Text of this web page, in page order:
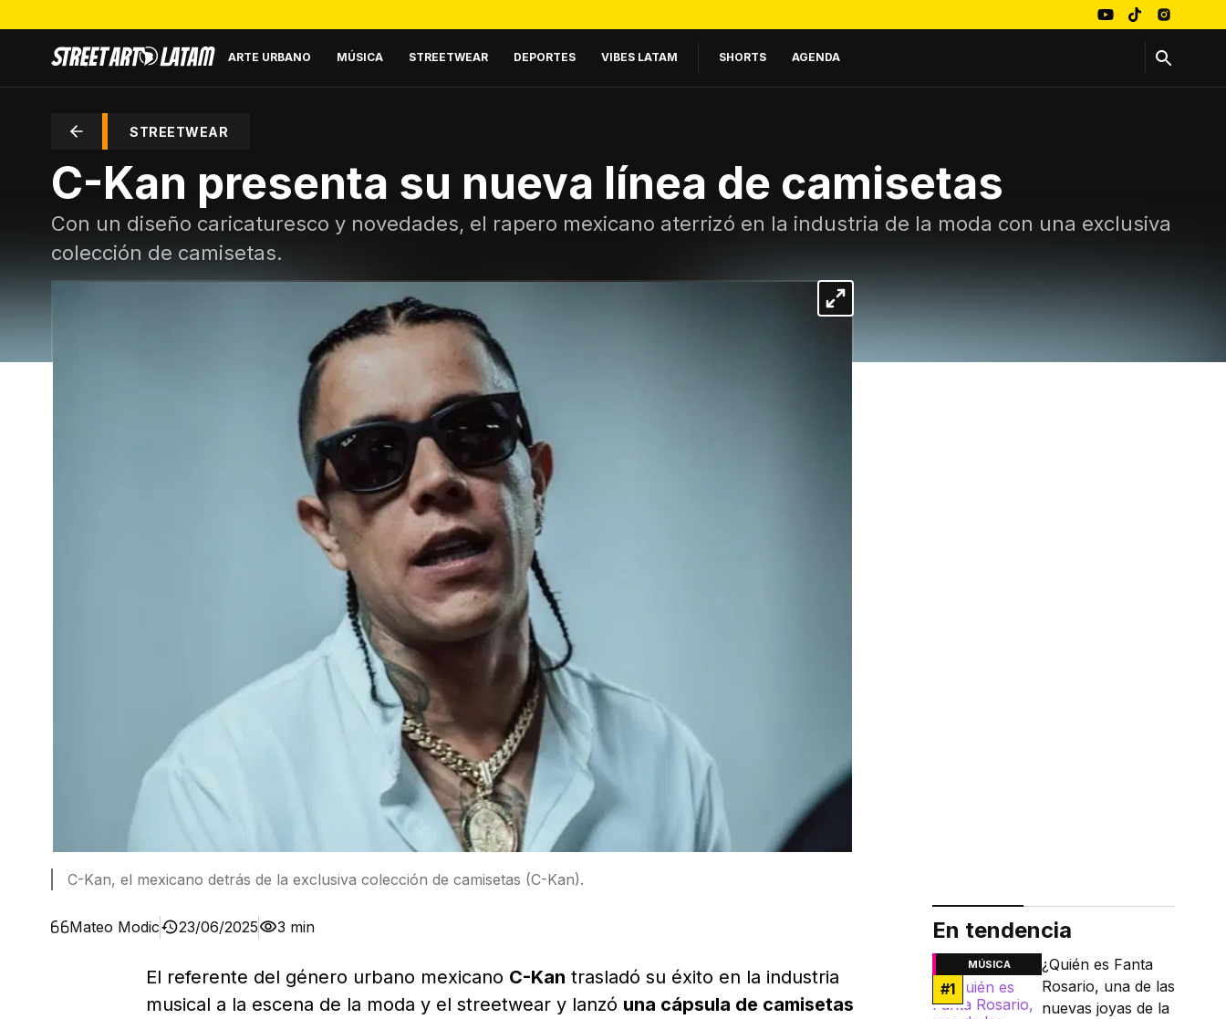
ARTE URBANO MÚSICA STREETWEAR DEPORTES VIBES LATAM SHORTS AGENDA
STREETWEAR
C-Kan presenta su nueva línea de camisetas
Con un diseño caricaturesco y novedades, el rapero mexicano aterrizó en la industria de la moda con una exclusiva
colección de camisetas.
C-Kan, el mexicano detrás de la exclusiva colección de camisetas (C-Kan).
Mateo Modic 23/06/2025 3 min
El referente del género urbano mexicano C-Kan trasladó su éxito en la industria
musical a la escena de la moda y el streetwear y lanzó una cápsula de camisetas
En tendencia
MÚSICA
#1
¿Quién es Fanta
Rosario, una de las
nuevas joyas de la